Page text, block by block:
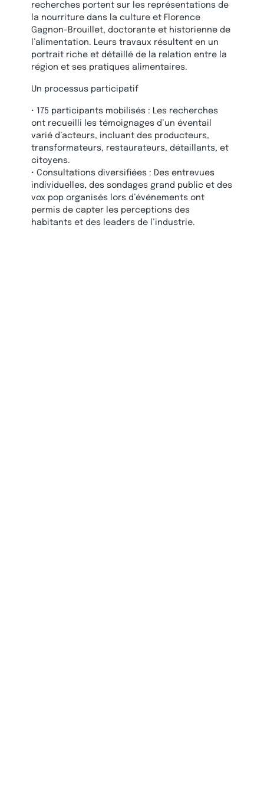
recherches portent sur les représentations de
la nourriture dans la culture et Florence
Gagnon-Brouillet, doctorante et historienne de
l’alimentation. Leurs travaux résultent en un
portrait riche et détaillé de la relation entre la
région et ses pratiques alimentaires.
Un processus participatif
• 175 participants mobilisés : Les recherches
ont recueilli les témoignages d’un éventail
varié d’acteurs, incluant des producteurs,
transformateurs, restaurateurs, détaillants, et
citoyens.
• Consultations diversifiées : Des entrevues
individuelles, des sondages grand public et des
vox pop organisés lors d’événements ont
permis de capter les perceptions des
habitants et des leaders de l’industrie.